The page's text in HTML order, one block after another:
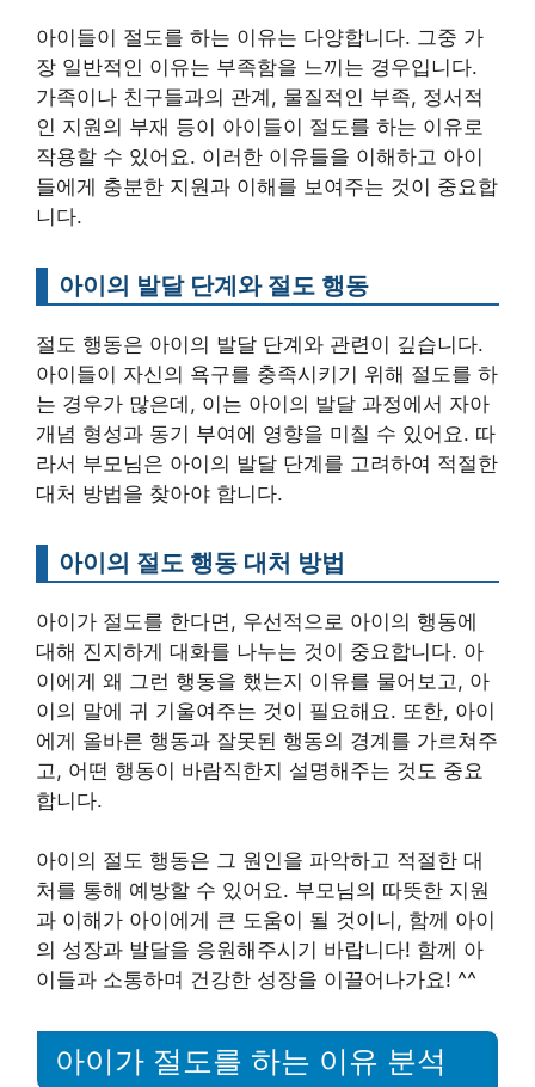
아이들이 절도를 하는 이유는 다양합니다. 그중 가
장 일반적인 이유는 부족함을 느끼는 경우입니다.
가족이나 친구들과의 관계, 물질적인 부족, 정서적
인 지원의 부재 등이 아이들이 절도를 하는 이유로
작용할 수 있어요. 이러한 이유들을 이해하고 아이
들에게 충분한 지원과 이해를 보여주는 것이 중요합
니다.
아이의 발달 단계와 절도 행동
절도 행동은 아이의 발달 단계와 관련이 깊습니다.
아이들이 자신의 욕구를 충족시키기 위해 절도를 하
는 경우가 많은데, 이는 아이의 발달 과정에서 자아
개념 형성과 동기 부여에 영향을 미칠 수 있어요. 따
라서 부모님은 아이의 발달 단계를 고려하여 적절한
대처 방법을 찾아야 합니다.
아이의 절도 행동 대처 방법
아이가 절도를 한다면, 우선적으로 아이의 행동에
대해 진지하게 대화를 나누는 것이 중요합니다. 아
이에게 왜 그런 행동을 했는지 이유를 물어보고, 아
이의 말에 귀 기울여주는 것이 필요해요. 또한, 아이
에게 올바른 행동과 잘못된 행동의 경계를 가르쳐주
고, 어떤 행동이 바람직한지 설명해주는 것도 중요
합니다.
아이의 절도 행동은 그 원인을 파악하고 적절한 대
처를 통해 예방할 수 있어요. 부모님의 따뜻한 지원
과 이해가 아이에게 큰 도움이 될 것이니, 함께 아이
의 성장과 발달을 응원해주시기 바랍니다! 함께 아
이들과 소통하며 건강한 성장을 이끌어나가요! ^^
아이가 절도를 하는 이유 분석